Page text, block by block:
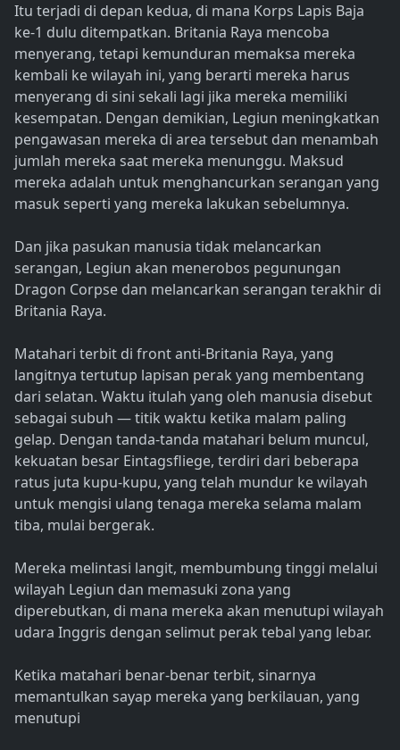
Itu terjadi di depan kedua, di mana Korps Lapis Baja
ke-1 dulu ditempatkan. Britania Raya mencoba
menyerang, tetapi kemunduran memaksa mereka
kembali ke wilayah ini, yang berarti mereka harus
menyerang di sini sekali lagi jika mereka memiliki
kesempatan. Dengan demikian, Legiun meningkatkan
pengawasan mereka di area tersebut dan menambah
jumlah mereka saat mereka menunggu. Maksud
mereka adalah untuk menghancurkan serangan yang
masuk seperti yang mereka lakukan sebelumnya.
Dan jika pasukan manusia tidak melancarkan
serangan, Legiun akan menerobos pegunungan
Dragon Corpse dan melancarkan serangan terakhir di
Britania Raya.
Matahari terbit di front anti-Britania Raya, yang
langitnya tertutup lapisan perak yang membentang
dari selatan. Waktu itulah yang oleh manusia disebut
sebagai subuh — titik waktu ketika malam paling
gelap. Dengan tanda-tanda matahari belum muncul,
kekuatan besar Eintagsfliege, terdiri dari beberapa
ratus juta kupu-kupu, yang telah mundur ke wilayah
untuk mengisi ulang tenaga mereka selama malam
tiba, mulai bergerak.
Mereka melintasi langit, membumbung tinggi melalui
wilayah Legiun dan memasuki zona yang
diperebutkan, di mana mereka akan menutupi wilayah
udara Inggris dengan selimut perak tebal yang lebar.
Ketika matahari benar-benar terbit, sinarnya
memantulkan sayap mereka yang berkilauan, yang
menutupi